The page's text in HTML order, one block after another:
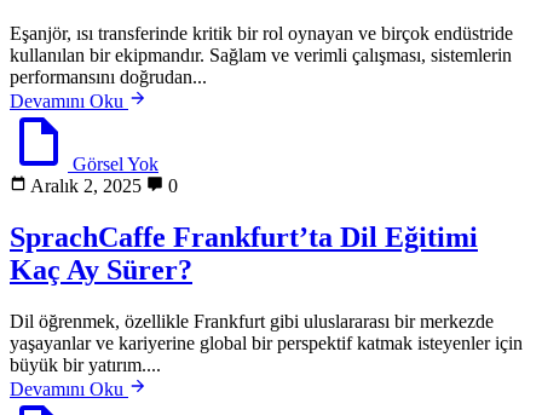
Eşanjör, ısı transferinde kritik bir rol oynayan ve birçok endüstride
kullanılan bir ekipmandır. Sağlam ve verimli çalışması, sistemlerin
performansını doğrudan...
Devamını Oku
Görsel Yok
Aralık 2, 2025
0
SprachCaffe Frankfurt’ta Dil Eğitimi
Kaç Ay Sürer?
Dil öğrenmek, özellikle Frankfurt gibi uluslararası bir merkezde
yaşayanlar ve kariyerine global bir perspektif katmak isteyenler için
büyük bir yatırım....
Devamını Oku